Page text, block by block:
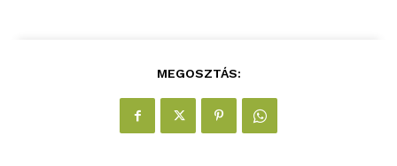
MEGOSZTÁS: